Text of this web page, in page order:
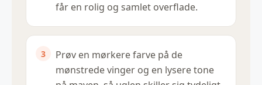
får en rolig og samlet overflade.
Prøv en mørkere farve på de
mønstrede vinger og en lysere tone